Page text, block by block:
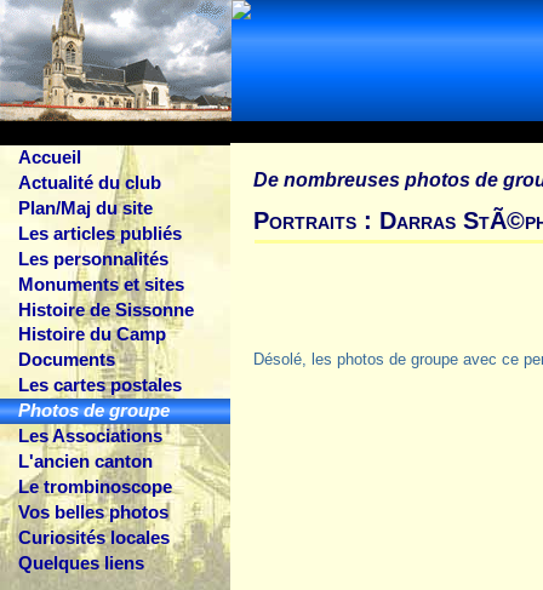
Accueil
Actualité du club
Plan/Maj du site
Les articles publiés
Les personnalités
Monuments et sites
Histoire de Sissonne
Histoire du Camp
Documents
Les cartes postales
Photos de groupe
Les Associations
L'ancien canton
Le trombinoscope
Vos belles photos
Curiosités locales
Quelques liens
De nombreuses photos de
Portraits : Darras
Désolé, les photos de groupe avec ce